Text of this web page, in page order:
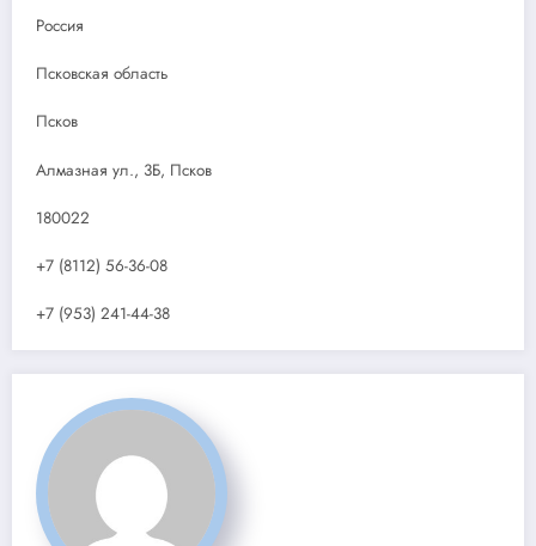
Россия
Псковская область
Псков
Алмазная ул., 3Б, Псков
180022
+7 (8112) 56-36-08
+7 (953) 241-44-38